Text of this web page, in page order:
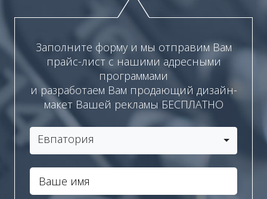
Заполните форму и мы отправим Вам
прайс-лист с нашими адресными
программами
и разработаем Вам продающий дизайн-
макет Вашей рекламы БЕСПЛАТНО
Евпатория